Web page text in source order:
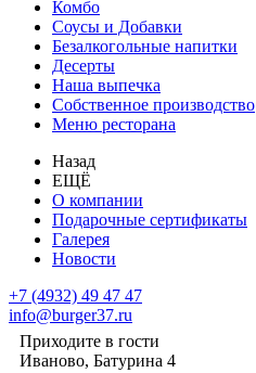
Комбо
Соусы и Добавки
Безалкогольные напитки
Десерты
Наша выпечка
Собственное производство
Меню ресторана
Назад
ЕЩЁ
О компании
Подарочные сертификаты
Галерея
Новости
+7 (4932) 49 47 47
info@burger37.ru
Приходите в гости
Иваново, Батурина 4